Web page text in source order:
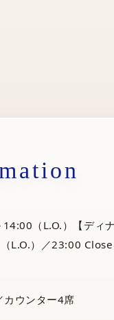
（L.O.）【ディナ
L.O.）／23:00 Close
ウンター4席